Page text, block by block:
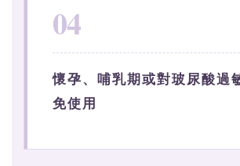
04
懷孕、哺乳期或對玻尿酸過
免使用